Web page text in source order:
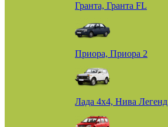
Гранта, Гранта FL
Приора, Приора 2
Лада 4х4, Нива Легенд